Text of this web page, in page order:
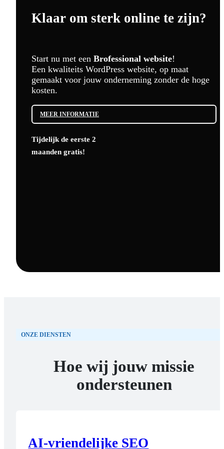
Klaar om sterk online te zijn?
Start nu met eenBrofessional website!
Een kwaliteits WordPress website, op maat
gemaakt voor jouw onderneming zonder de hoge
kosten.
MEER INFORMATIE
Tijdelijk de eerste 2
maanden gratis!
ONZE DIENSTEN
Hoe wij jouw missie
ondersteunen
AI-vriendelijke SEO